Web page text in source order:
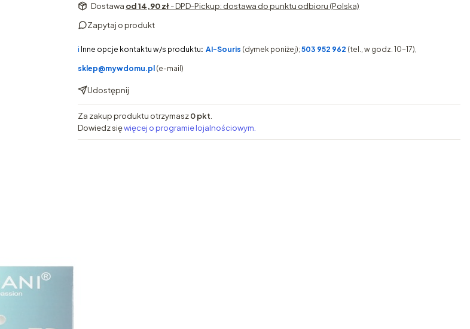
Dostawa od 14,90 zł- DPD-Pickup: dostawa do punktu odbioru (Polska)
Zapytaj o produkt
ℹ️ Inne opcje kontaktu w/s produktu: AI-Souris (dymek poniżej); 503 952 962 (tel., w godz. 10-17),
sklep@mywdomu.pl (e-mail)
Udostępnij
Za zakup produktu otrzymasz0 pkt
Dowiedz sięwięcej o programie lojalnościowym.